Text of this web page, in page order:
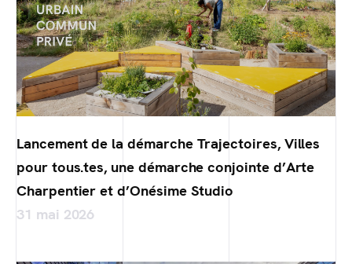
Lancement de la démarche Trajectoires, Villes
pour tous.tes, une démarche conjointe d’Arte
Charpentier et d’Onésime Studio
31 mai 2026